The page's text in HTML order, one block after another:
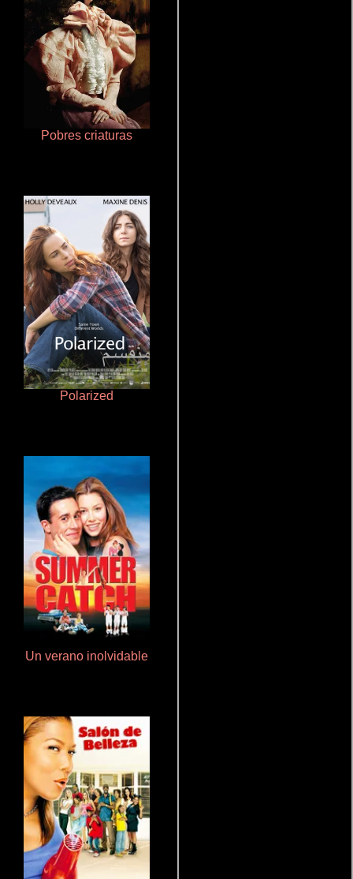
Pobres criaturas
Polarized
Un verano inolvidable